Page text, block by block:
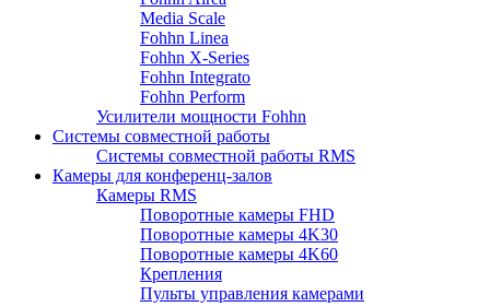
Media Scale
Fohhn Linea
Fohhn X-Series
Fohhn Integrato
Fohhn Perform
Усилители мощности Fohhn
Системы совместной работы
Системы совместной работы RMS
Камеры для конференц-залов
Камеры RMS
Поворотные камеры FHD
Поворотные камеры 4K30
Поворотные камеры 4K60
Крепления
Пульты управления камерами